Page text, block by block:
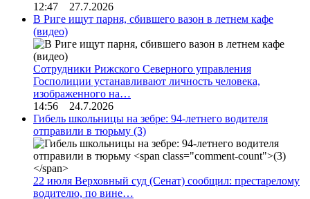
12:47 27.7.2026
В Риге ищут парня, сбившего вазон в летнем кафе
(видео)
Сотрудники Рижского Северного управления
Госполиции устанавливают личность человека,
изображенного на…
14:56 24.7.2026
Гибель школьницы на зебре: 94-летнего водителя
отправили в тюрьму (3)
22 июля Верховный суд (Сенат) сообщил: престарелому
водителю, по вине…